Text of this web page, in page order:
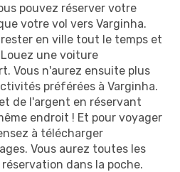
pouvez réserver votre
votre vol vers Varginha.
en ville tout le temps et
une voiture
Vous n'aurez ensuite plus
préférées à Varginha.
de l'argent en réservant
endroit ! Et pour voyager
à télécharger
Vous aurez toutes les
dans la poche.